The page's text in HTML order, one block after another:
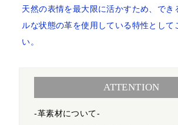
天然の表情を最大限に活かすため、でき
ルな状態の革を使用している特性として
い。
ATTENTION
-革素材について-